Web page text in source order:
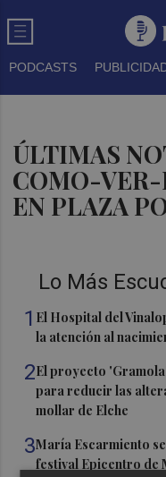
PODCASTS
ÚLTIMAS
COMO-
EN PLAZA
Lo Más
1 El Hospital del
la atención al
2El proyecto
para reducir las
mollar de Elche
3María Escarmiento
festival Epicentro de